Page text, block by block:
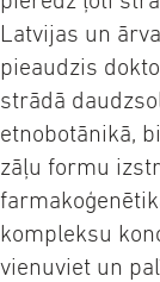
Latvijas un
pieaudzis
strādā
etnobotānikā,
zāļu formu
kompleksu
vienuviet un